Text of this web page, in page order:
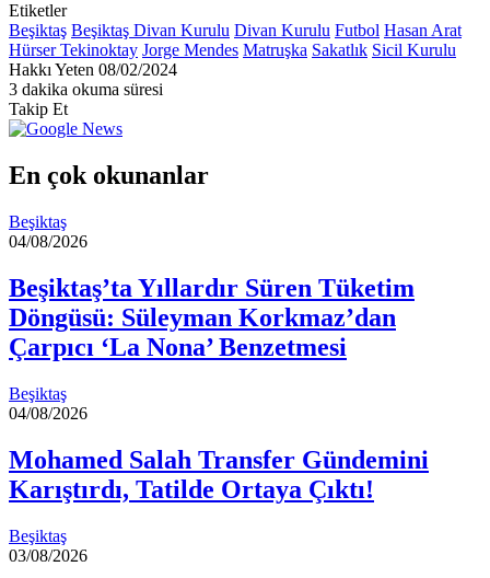
Etiketler
Beşiktaş Beşiktaş Divan Kurulu Divan Kurulu Futbol Hasan Arat
Hürser Tekinoktay Jorge Mendes Matruşka Sakatlık Sicil Kurulu
Hakkı Yeten Bir
e-
göndermek
08/02/2024
3 dakika okuma süresi
Takip Et
En çok okunanlar
Beşiktaş
04/08/2026
Beşiktaş’ta Yıllardır Süren Tüketim
Döngüsü: Süleyman Korkmaz’dan
Çarpıcı ‘La Nona’ Benzetmesi
Beşiktaş
04/08/2026
Mohamed Salah Transfer Gündemini
Karıştırdı, Tatilde Ortaya Çıktı!
Beşiktaş
03/08/2026